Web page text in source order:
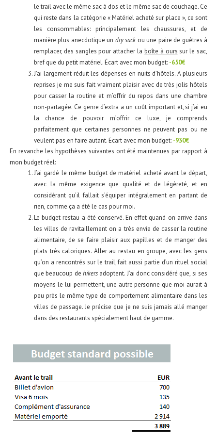
le trail avec le même sac à dos et le même sac de couchage. Ce
qui reste dans la catégorie « Matériel acheté sur place », ce sont
les consommables: principalement les chaussures, et de
manière plus anecdotique un dry sack ou une paire de guêtres à
remplacer, des sangles pour attacher la boîte à ours sur le sac,
bref que du petit matériel. Écart avec mon budget: -650€
J’ai largement réduit les dépenses en nuits d’hôtels. A plusieurs
reprises je me suis fait vraiment plaisir avec de très jolis hôtels
pour casser la routine et m’offrir du repos dans une chambre
non-partagée. Ce genre d’extra a un coût important et, si j’ai eu
la chance de pouvoir m’offrir ce luxe, je comprends
parfaitement que certaines personnes ne peuvent pas ou ne
veulent pas en faire autant. Écart avec mon budget: -930€
En revanche les hypothèses suivantes ont été maintenues par rapport à
mon budget réel:
J’ai gardé le même budget de matériel acheté avant le départ,
avec la même exigence que qualité et de légèreté, et en
considérant qu’il fallait s’équiper intégralement en partant de
rien, comme ça a été le cas pour moi.
Le budget restau a été conservé. En effet quand on arrive dans
les villes de ravitaillement on a très envie de casser la routine
alimentaire, de se faire plaisir aux papilles et de manger des
plats très caloriques. Aller au restau en groupe, avec les gens
qu’on a rencontrés sur le trail, fait aussi partie d’un rituel social
que beaucoup de hikersadoptent. J’ai donc considéré que, si ses
moyens le lui permettent, une autre personne que moi aurait à
peu près le même type de comportement alimentaire dans les
villes de passage. Je précise que je ne suis jamais allé manger
dans des restaurants spécialement haut de gamme.